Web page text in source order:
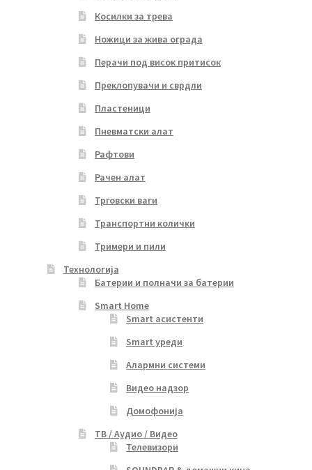
Косилки за трева
Ножици за жива ограда
Перачи под висок притисок
Преклопувачи и сврдли
Пластеници
Пневматски алат
Рафтови
Рачен алат
Трговски ваги
Транспортни колички
Тримери и пили
Технологија
Батерии и полначи за батерии
Smart Home
Smart асистенти
Smart уреди
Алармни системи
Видео надзор
Домофонија
ТВ / Аудио / Видео
Телевизори